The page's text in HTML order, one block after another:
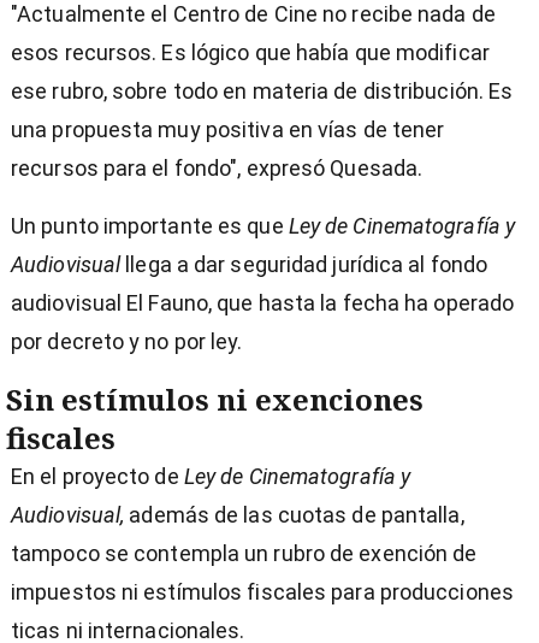
"Actualmente el Centro de Cine no recibe nada de
esos recursos. Es lógico que había que modificar
ese rubro, sobre todo en materia de distribución. Es
una propuesta muy positiva en vías de tener
recursos para el fondo", expresó Quesada.
Un punto importante es que Ley de Cinematografía y
Audiovisual llega a dar seguridad jurídica al fondo
audiovisual El Fauno, que hasta la fecha ha operado
por decreto y no por ley.
Sin estímulos ni exenciones
fiscales
En el proyecto de Ley de Cinematografía y
Audiovisual, además de las cuotas de pantalla,
tampoco se contempla un rubro de exención de
impuestos ni estímulos fiscales para producciones
ticas ni internacionales.